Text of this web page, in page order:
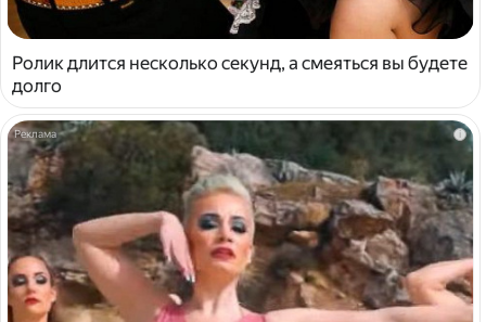
Ролик длится несколько секунд, а смеяться вы будете
долго
i